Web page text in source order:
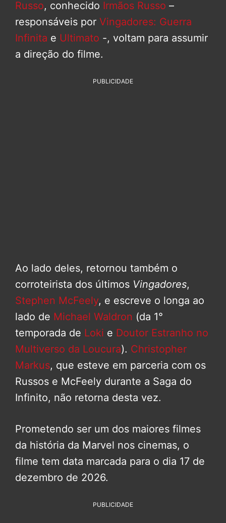
Russo, conhecido Irmãos Russo –
responsáveis por Vingadores: Guerra
Infinita e Ultimato -, voltam para assumir
a direção do filme.
PUBLICIDADE
Ao lado deles, retornou também o
corroteirista dos últimos Vingadores,
Stephen McFeely, e escreve o longa ao
lado de Michael Waldron (da 1°
temporada de Loki e Doutor Estranho no
Multiverso da Loucura). Christopher
Markus, que esteve em parceria com os
Russos e McFeely durante a Saga do
Infinito, não retorna desta vez.
Prometendo ser um dos maiores filmes
da história da Marvel nos cinemas, o
filme tem data marcada para o dia 17 de
dezembro de 2026.
PUBLICIDADE